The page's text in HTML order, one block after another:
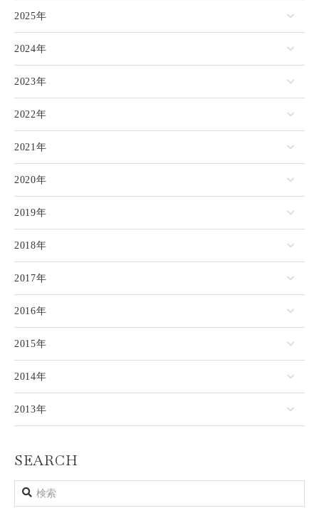
2025年
2024年
2023年
2022年
2021年
2020年
2019年
2018年
2017年
2016年
2015年
2014年
2013年
SEARCH